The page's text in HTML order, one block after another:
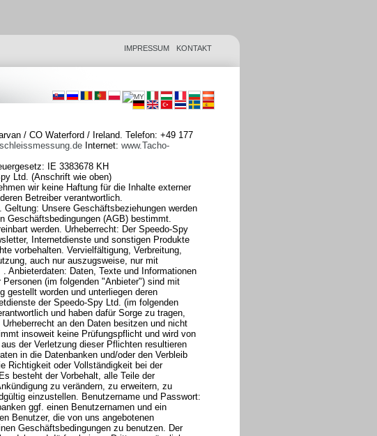
IMPRESSUM KONTAKT
/ CO Waterford / Ireland. Telefon: +49 177
Internet: www.Tacho-
IE 3383678 KH
Ltd. (Anschrift wie oben)
wir keine Haftung für die Inhalte externer
Betreiber verantwortlich.
Unsere Geschäftsbeziehungen werden
Geschäftsbedingungen (AGB) bestimmt.
werden. Urheberrecht: Der Speedo-Spy
Internetdienste und sonstigen Produkte
vorbehalten. Vervielfältigung, Verbreitung,
auch nur auszugsweise, nur mit
Anbieterdaten: Daten, Texte und Informationen
(im folgenden "Anbieter") sind mit
gestellt worden und unterliegen deren
der Speedo-Spy Ltd. (im folgenden
und haben dafür Sorge zu tragen,
an den Daten besitzen und nicht
insoweit keine Prüfungspflicht und wird von
der Verletzung dieser Pflichten resultieren
in die Datenbanken und/oder den Verbleib
Richtigkeit oder Vollständigkeit bei der
besteht der Vorbehalt, alle Teile der
zu verändern, zu erweitern, zu
einzustellen. Benutzername und Passwort:
ggf. einen Benutzernamen und ein
Benutzer, die von uns angebotenen
Geschäftsbedingungen zu benutzen. Der